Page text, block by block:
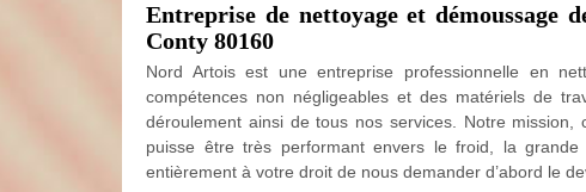
Entreprise de nettoyage et
Conty 80160
Nord Artois est une entreprise professionnelle en
compétences non négligeables et des matériels de
déroulement ainsi de tous nos services. Notre mission,
puisse être très performant envers le froid, la
entièrement à votre droit de nous demander d’abord le